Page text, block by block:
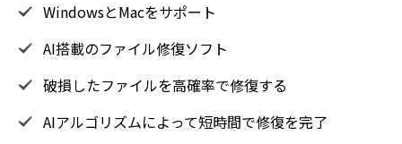
WindowsとMacをサポート
AI搭載のファイル修復ソフト
破損したファイルを高確率で修復する
AIアルゴリズムによって短時間で修復を完了